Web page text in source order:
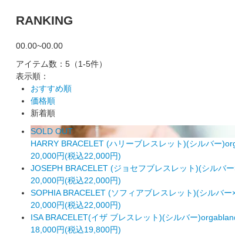
RANKING
00.00~00.00
アイテム数：5（1-5件）
表示順：
おすすめ順
価格順
新着順
SOLD OUT
HARRY BRACELET (ハリーブレスレット)(シルバー
20,000円(税込22,000円)
JOSEPH BRACELET (ジョセフブレスレット)(シルバ
20,000円(税込22,000円)
SOPHIA BRACELET (ソフィアブレスレット)(シルバ
20,000円(税込22,000円)
ISA BRACELET(イザ ブレスレット)(シルバー
18,000円(税込19,800円)